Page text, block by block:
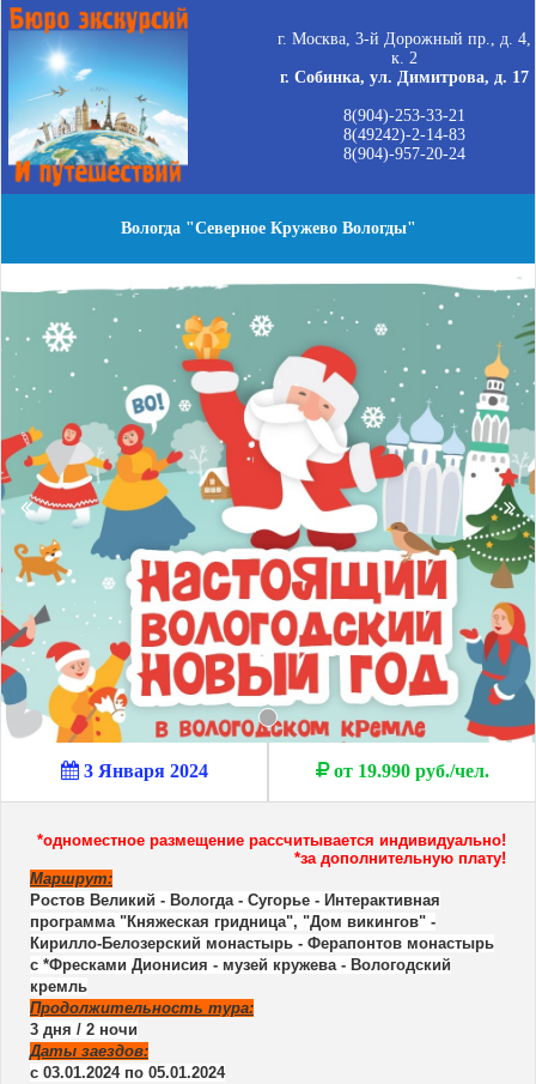
г. Москва, 3-й Дорожный пр., д. 4,
к. 2
г. Собинка, ул. Димитрова, д. 17
8(904)-253-33-21
8(49242)-2-14-83
8(904)-957-20-24
Вологда "Северное Кружево Вологды"
3 Января 2024 от 19.990 руб./чел.
*одноместное размещение рассчитывается индивидуально!
*за дополнительную плату!
Маршрут:
Ростов Великий - Вологда - Сугорье - Интерактивная
программа "Княжеская гридница", "Дом викингов" -
Кирилло-Белозерский монастырь - Ферапонтов монастырь
с *Фресками Дионисия - музей кружева - Вологодский
кремль
Продолжительность тура:
3 дня / 2 ночи
Даты заездов:
с 03.01.2024 по 05.01.2024